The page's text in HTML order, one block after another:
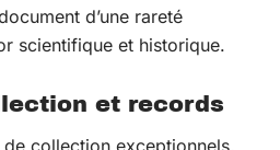
d’une rareté
scientifique et historique.
et records
collection exceptionnels,